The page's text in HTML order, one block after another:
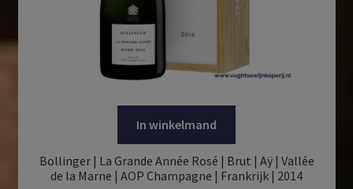
In winkelmand
Bollinger | La Grande Année Rosé | Brut | Aÿ | Vallée
de la Marne | AOP Champagne | Frankrijk | 2014